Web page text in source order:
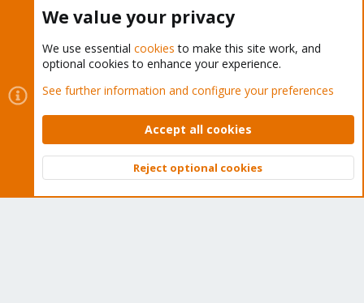
Cookies
Proxmox Support Forum - Light Mode
Contact us
Terms and rules Privacy policy Help Home
Community platform by XenForo © 2010-2026 XenForo Ltd.
Top
We value your privacy
We use essential cookies to make this site work, and
optional cookies to enhance your experience.
See further information and configure your preferences
Accept all cookies
Reject optional cookies